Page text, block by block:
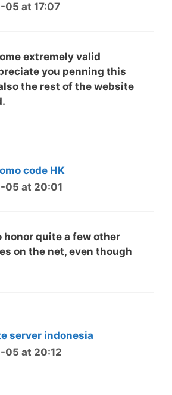
05 at 17:07
extremely valid
you penning this
the rest of the website
code HK
05 at 20:01
honor quite a few other
on the net, even though
server indonesia
05 at 20:12